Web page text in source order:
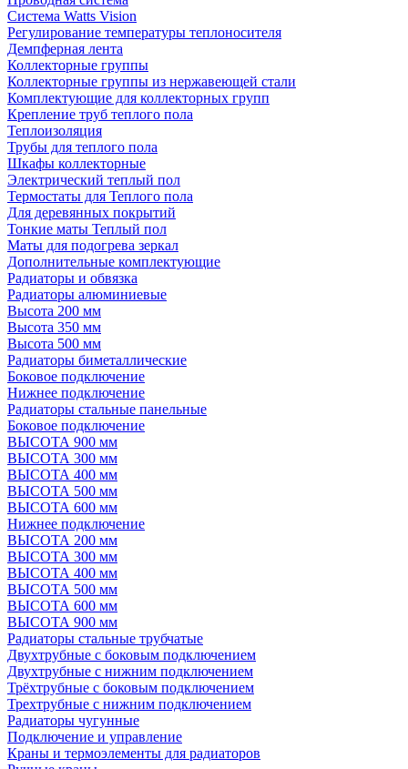
Система Watts Vision
Регулирование температуры теплоносителя
Демпферная лента
Коллекторные группы
Коллекторные группы из нержавеющей стали
Комплектующие для коллекторных групп
Крепление труб теплого пола
Теплоизоляция
Трубы для теплого пола
Шкафы коллекторные
Электрический теплый пол
Термостаты для Теплого пола
Для деревянных покрытий
Тонкие маты Теплый пол
Маты для подогрева зеркал
Дополнительные комплектующие
Радиаторы и обвязка
Радиаторы алюминиевые
Высота 200 мм
Высота 350 мм
Высота 500 мм
Радиаторы биметаллические
Боковое подключение
Нижнее подключение
Радиаторы стальные панельные
Боковое подключение
ВЫСОТА 900 мм
ВЫСОТА 300 мм
ВЫСОТА 400 мм
ВЫСОТА 500 мм
ВЫСОТА 600 мм
Нижнее подключение
ВЫСОТА 200 мм
ВЫСОТА 300 мм
ВЫСОТА 400 мм
ВЫСОТА 500 мм
ВЫСОТА 600 мм
ВЫСОТА 900 мм
Радиаторы стальные трубчатые
Двухтрубные с боковым подключением
Двухтрубные с нижним подключением
Трёхтрубные с боковым подключением
Трехтрубные с нижним подключением
Радиаторы чугунные
Подключение и управление
Краны и термоэлементы для радиаторов